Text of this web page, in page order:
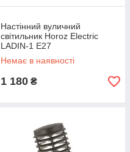
Настінний вуличний
світильник Horoz Electric
LADIN-1 Е27
Немає в наявності
1 180 ₴